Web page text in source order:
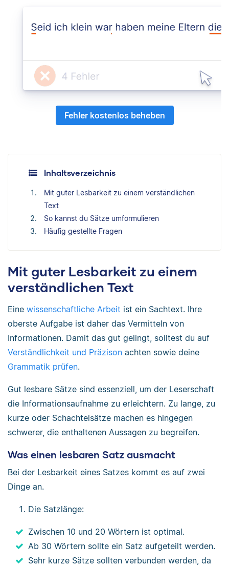
Fehler kostenlos beheben
Inhaltsverzeichnis
Mit guter Lesbarkeit zu einem verständlichen
Text
So kannst du Sätze umformulieren
Häufig gestellte Fragen
Mit guter Lesbarkeit zu einem
verständlichen Text
Eine wissenschaftliche Arbeit ist ein Sachtext. Ihre
oberste Aufgabe ist daher das Vermitteln von
Informationen. Damit das gut gelingt, solltest du auf
Verständlichkeit und Präzison achten sowie deine
Grammatik prüfen.
Gut lesbare Sätze sind essenziell, um der Leserschaft
die Informationsaufnahme zu erleichtern. Zu lange, zu
kurze oder Schachtelsätze machen es hingegen
schwerer, die enthaltenen Aussagen zu begreifen.
Was einen lesbaren Satz ausmacht
Bei der Lesbarkeit eines Satzes kommt es auf zwei
Dinge an.
Die Satzlänge:
Zwischen 10 und 20 Wörtern ist optimal.
Ab 30 Wörtern sollte ein Satz aufgeteilt werden.
Sehr kurze Sätze sollten verbunden werden, da